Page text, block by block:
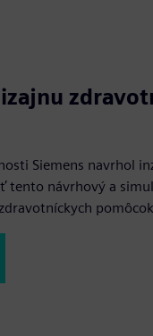
Siemens navrhol
tento návrhový a